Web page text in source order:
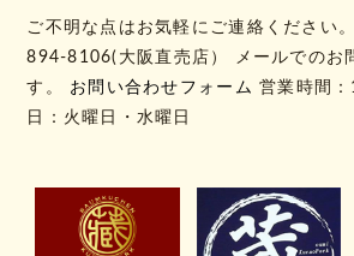
ご不明な点はお気軽にご連絡ください
894-8106(大阪直売店） メールでのお
す。 お問い合わせフォーム 営業時間
日：火曜日・水曜日